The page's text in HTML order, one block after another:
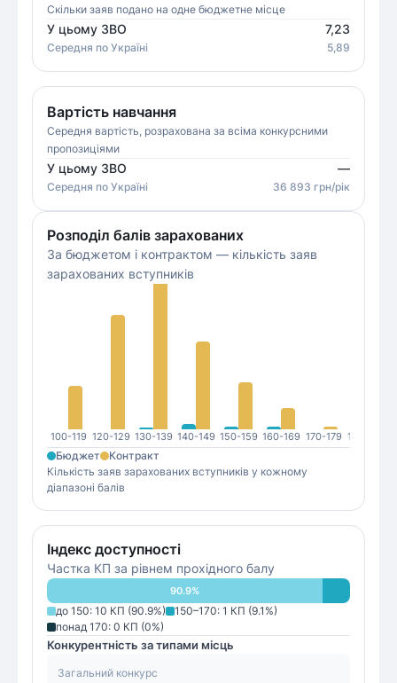
Скільки заяв подано на одне бюджетне місце
У цьому ЗВО 7,23
Середня по Україні 5,89
Вартість навчання
Середня вартість, розрахована за всіма конкурсними
пропозиціями
У цьому ЗВО —
Середня по Україні 36 893 грн/рік
Розподіл балів зарахованих
За бюджетом і контрактом — кількість заяв
зарахованих вступників
100-119 120-129 130-139 140-149 150-159 160-169 170-179 180-189
Бюджет
Контракт
Кількість заяв зарахованих вступників у кожному
діапазоні балів
Індекс доступності
Частка КП за рівнем прохідного балу
90.9%
до 150: 10 КП (90.9%) 150–170: 1 КП (9.1 %)
понад 170: 0 КП (0%)
Конкурентність за типами місць
Загальний конкурс